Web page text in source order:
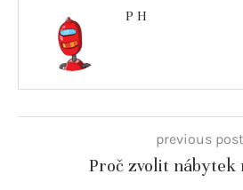
P H
previous post
Proč zvolit nábytek